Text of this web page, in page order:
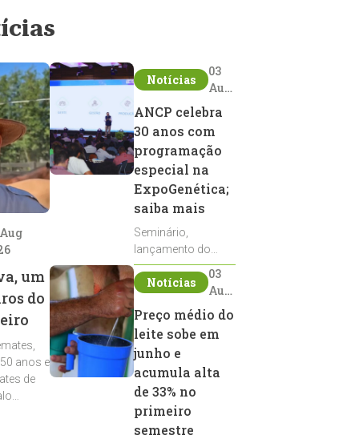
um
do
anos e
de
Notícias
03
Aug
ANCP celebra
30 anos com
programação
especial na
ExpoGenética;
saiba mais
Seminário,
lançamento do
Sumário de Touros,
debates, podcast,
reprodutores e
homenagens
integram a
programação da
entidade durante a
ExpoGenética 2026
Notícias
03
Aug
2026
Preço médio do
leite sobe em
junho e
acumula alta
de 33% no
primeiro
semestre